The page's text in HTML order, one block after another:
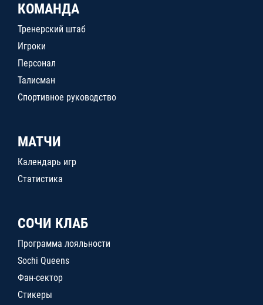
КОМАНДА
Тренерский штаб
Игроки
Персонал
Талисман
Спортивное руководство
МАТЧИ
Календарь игр
Статистика
СОЧИ КЛАБ
Программа лояльности
Sochi Queens
Фан-сектор
Стикеры